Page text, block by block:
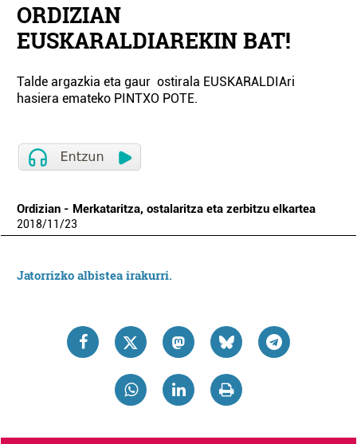
ORDIZIAN
EUSKARALDIAREKIN BAT!
Talde argazkia eta gaur ostirala EUSKARALDIAri
hasiera emateko PINTXO POTE.
Ordizian - Merkataritza, ostalaritza eta zerbitzu elkartea
2018/11/23
Jatorrizko albistea irakurri.